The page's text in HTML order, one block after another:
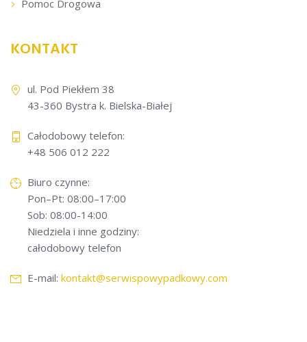
Pomoc Drogowa
KONTAKT
ul. Pod Piekłem 38
43-360 Bystra k. Bielska-Białej
Całodobowy telefon:
+48 506 012 222
Biuro czynne:
Pon–Pt: 08:00–17:00
Sob: 08:00-14:00
Niedziela i inne godziny:
całodobowy telefon
E-mail: kontakt@serwispowypadkowy.com